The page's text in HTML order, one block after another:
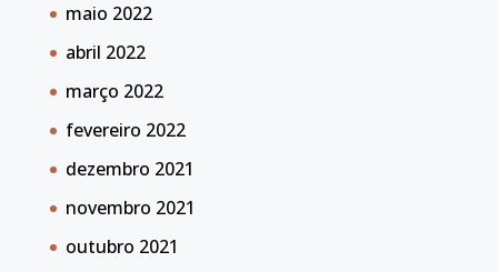
maio 2022
abril 2022
março 2022
fevereiro 2022
dezembro 2021
novembro 2021
outubro 2021